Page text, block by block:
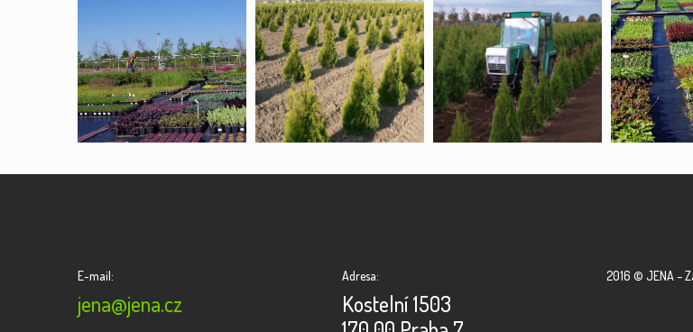
E-mail:
jena@jena.cz
Adresa:
Kostelní 1503
2016 © JENA –